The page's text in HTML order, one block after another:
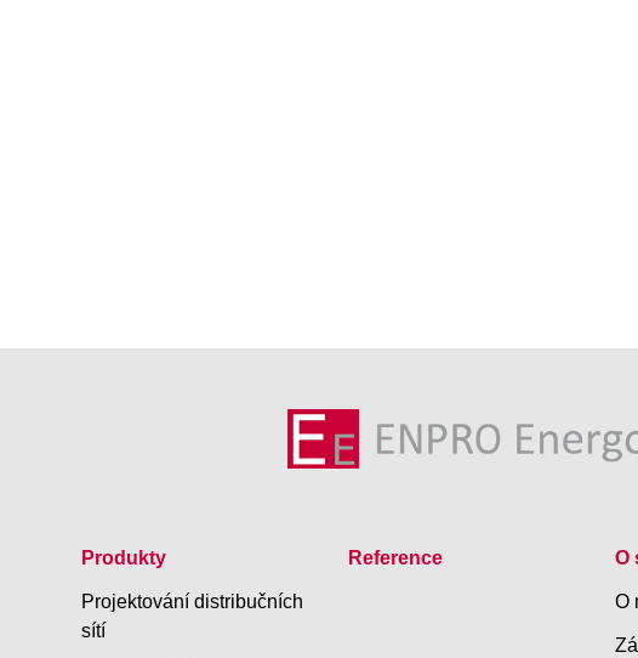
Produkty
Projektování distribučních
sítí
Reference O
O